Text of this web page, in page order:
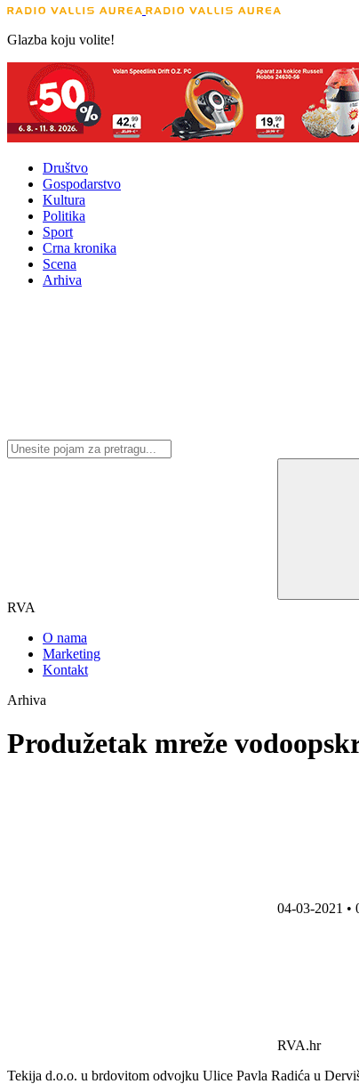
Glazba koju volite!
Društvo
Gospodarstvo
Kultura
Politika
Sport
Crna kronika
Scena
Arhiva
RVA
O nama
Marketing
Kontakt
Arhiva
Produžetak mreže
04-03-2021 •
RVA.hr
Tekija d.o.o. u brdovitom odvojku Ulice Pavla Radića u